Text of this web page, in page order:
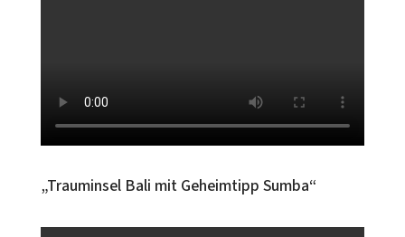
„Trauminsel Bali mit Geheimtipp Sumba“